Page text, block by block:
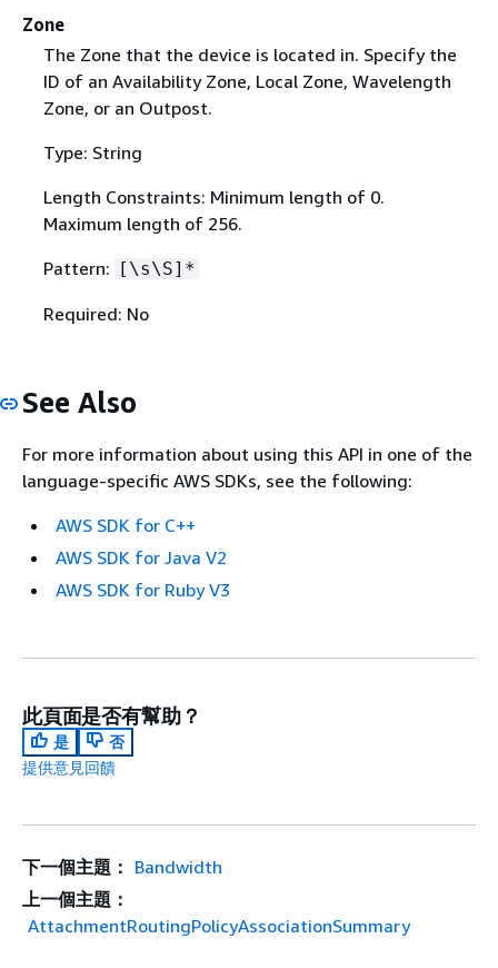
Zone
The Zone that the device is located in. Specify the
ID of an Availability Zone, Local Zone, Wavelength
Zone, or an Outpost.
Type: String
Length Constraints: Minimum length of 0.
Maximum length of 256.
Pattern: [\s\S]*
Required: No
See Also
For more information about using this API in one of the
language-specific AWS SDKs, see the following:
AWS SDK for C++
AWS SDK for Java V2
AWS SDK for Ruby V3
此頁面是否有幫助？
是
否
提供意見回饋
下一個主題： Bandwidth
上一個主題：
AttachmentRoutingPolicyAssociationSummary